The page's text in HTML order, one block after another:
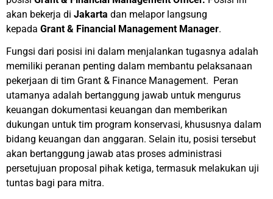
akan bekerja di Jakarta dan melapor langsung
kepada Grant & Financial Management Manager.
Fungsi dari posisi ini dalam menjalankan tugasnya adalah
memiliki peranan penting dalam membantu pelaksanaan
pekerjaan di tim Grant & Finance Management. Peran
utamanya adalah bertanggung jawab untuk mengurus
keuangan dokumentasi keuangan dan memberikan
dukungan untuk tim program konservasi, khususnya dalam
bidang keuangan dan anggaran. Selain itu, posisi tersebut
akan bertanggung jawab atas proses administrasi
persetujuan proposal pihak ketiga, termasuk melakukan uji
tuntas bagi para mitra.